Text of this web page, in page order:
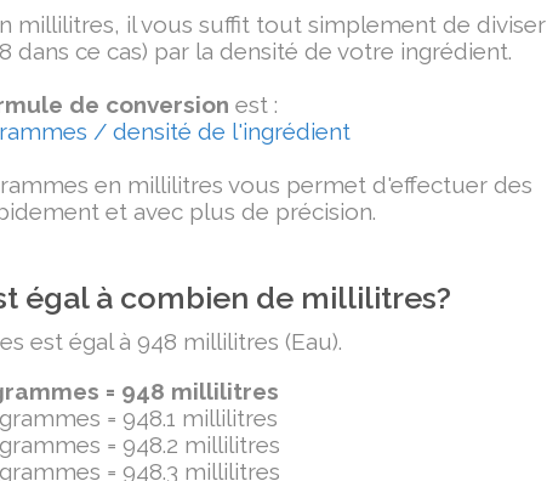
millilitres, il vous suffit tout simplement de diviser
dans ce cas) par la densité de votre ingrédient.
de conversion est :
/ densité de l'ingrédient
en millilitres vous permet d'effectuer des
et avec plus de précision.
égal à combien de millilitres?
est égal à 948 millilitres (Eau).
= 948 millilitres
= 948.1 millilitres
= 948.2 millilitres
= 948.3 millilitres